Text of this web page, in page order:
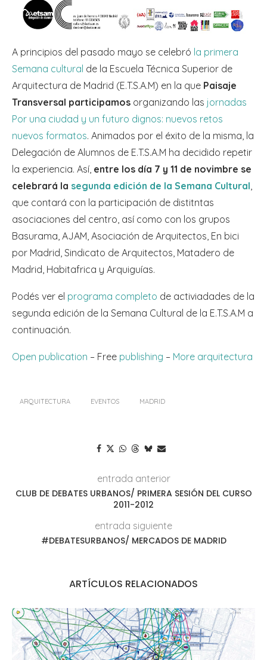
A principios del pasado mayo se celebró la primera
Semana cultural de la Escuela Técnica Superior de
Arquitectura de Madrid (E.T.S.A.M) en la que Paisaje
Transversal participamos organizando las jornadas
Por una ciudad y un futuro dignos: nuevos retos
nuevos formatos. Animados por el éxito de la misma, la
Delegación de Alumnos de E.T.S.A.M ha decidido repetir
la experiencia. Así, entre los día 7 y 11 de novimbre se
celebrará la segunda edición de la Semana Cultural
que contará con la participación de distitntas
asociaciones del centro, así como con los grupos
Basurama, AJAM, Asociación de Arquitectos, En bici
por Madrid, Sindicato de Arquitectos, Matadero de
Madrid, Habitafrica y Arquiguías.
Podés ver el programa completo de activiadades de la
segunda edición de la Semana Cultural de la E.T.S.A.M a
continuación.
Open publication – Free publishing – More arquitectura
ARQUITECTURA EVENTOS MADRID
entrada anterior
CLUB DE DEBATES URBANOS/ PRIMERA SESIÓN DEL CURSO
2011-2012
entrada siguiente
#DEBATESURBANOS/ MERCADOS DE MADRID
ARTÍCULOS RELACIONADOS